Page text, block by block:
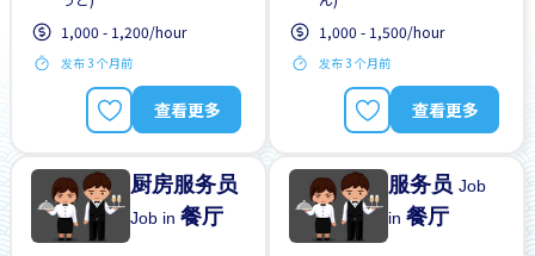
1,000 - 1,200/hour
发布 3 个月前
查看更多
提供宿舍
1,000 - 1,500/hour
发布 3 个月前
查看更多
厨房服务员
Job in餐厅
服务员Job
in餐厅